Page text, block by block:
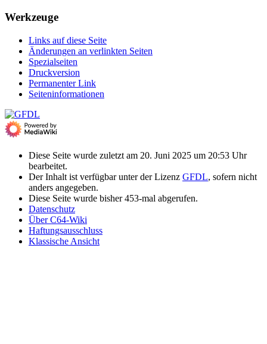
Werkzeuge
Links auf diese Seite
Änderungen an verlinkten Seiten
Spezialseiten
Druckversion
Permanenter Link
Seiten­­informationen
Diese Seite wurde zuletzt am 20. Juni 2025 um 20:53 Uhr
bearbeitet.
Der Inhalt ist verfügbar unter der Lizenz GFDL, sofern nicht
anders angegeben.
Diese Seite wurde bisher 453-mal abgerufen.
Datenschutz
Über C64-Wiki
Haftungsausschluss
Klassische Ansicht